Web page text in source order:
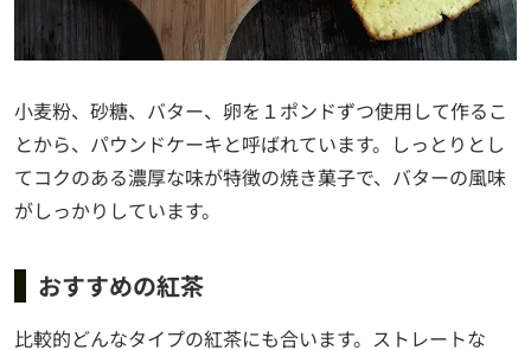
小麦粉、砂糖、バター、卵を１ポンドずつ使用して作るこ
とから、パウンドケーキと呼ばれています。しっとりとし
てコクのある濃厚な味が特徴の焼き菓子で、バターの風味
がしっかりしています。
おすすめの紅茶
比較的どんなタイプの紅茶にも合います。ストレートな